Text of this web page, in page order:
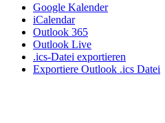
Google Kalender
iCalendar
Outlook 365
Outlook Live
.ics-Datei exportieren
Exportiere Outlook .ics Datei